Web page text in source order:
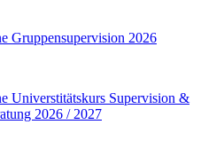
Gruppensupervision 2026
Universtitätskurs Supervision &
2026 / 2027